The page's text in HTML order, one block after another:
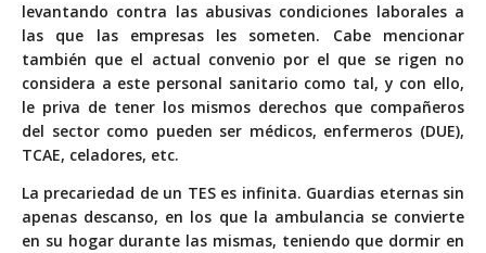
levantando contra las abusivas condiciones laborales a
las que las empresas les someten. Cabe mencionar
también que el actual convenio por el que se rigen no
considera a este personal sanitario como tal, y con ello,
le priva de tener los mismos derechos que compañeros
del sector como pueden ser médicos, enfermeros (DUE),
TCAE, celadores, etc.
La precariedad de un TES es infinita. Guardias eternas sin
apenas descanso, en los que la ambulancia se convierte
en su hogar durante las mismas, teniendo que dormir en